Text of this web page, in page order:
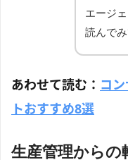
エージ
読んでみ
あわせて読む： コ
トおすすめ8選
生産管理からの